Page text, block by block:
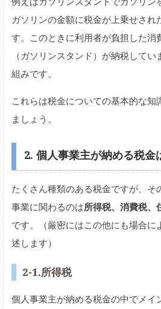
ガソリンの金額に税金が上乗せされ
す。このときに利用者が負担した消
（ガソリンスタンド）が納税して
組みです。
これらは税金についての基本的な知
ましょう。
2. 個人事業主が納める税金
たくさん種類のある税金ですが、そ
事業に関わるのは所得税、消費税、
です。（厳密にはこの他にも場合に
述します）
2-1.所得税
個人事業主が納める税金の中でメイ